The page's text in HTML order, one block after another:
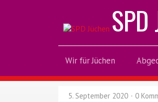
Wir für Jüchen
5. September 2020 0